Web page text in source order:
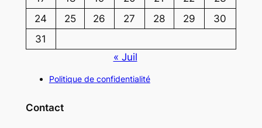
24
25 26 27 28 29
30
31
« Juil
Politique de confidentialité
Contact